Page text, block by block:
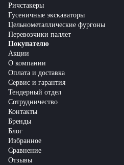
Ричстакеры
Гусеничные экскаваторы
Цельнометаллические фургоны
Перевозчики паллет
Покупателю
Акции
О компании
Оплата и доставка
Сервис и гарантия
Тендерный отдел
Сотрудничество
Контакты
Бренды
Блог
Избранное
Сравнение
Отзывы